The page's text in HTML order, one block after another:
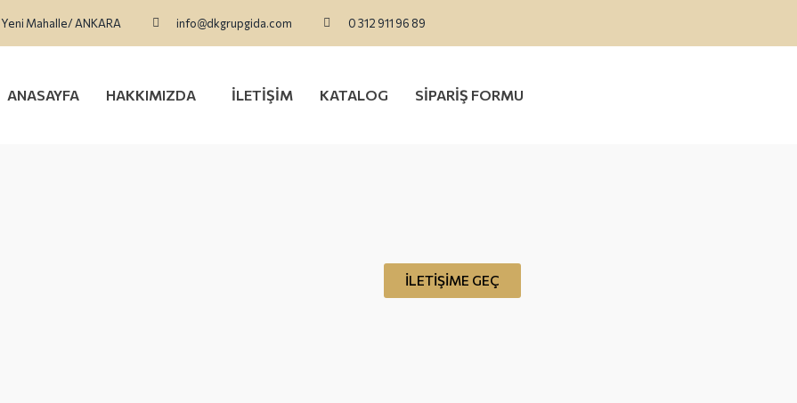
Yeni Mahalle/ ANKARA info@dkgrupgida.com 0 312 911 96 89
ANASAYFA HAKKIMIZDA İLETİŞİM KATALOG SİPARİŞ FORMU
İLETİŞİME GEÇ